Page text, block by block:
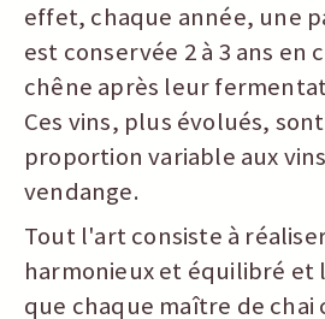
effet, chaque année, une
est conservée 2 à 3 ans en
chêne après leur
Ces vins, plus évolués,
proportion variable aux
vendange.
Tout l'art consiste à
harmonieux et équilibré et
que chaque maître de chai